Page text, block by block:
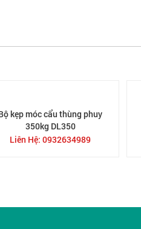
kẹp móc cẩu thùng phuy
350kg DL350
Liên Hệ: 0932634989